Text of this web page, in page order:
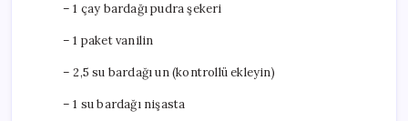
– 1 çay bardağı pudra şekeri
– 1 paket vanilin
– 2,5 su bardağı un (kontrollü ekleyin)
– 1 su bardağı nişasta